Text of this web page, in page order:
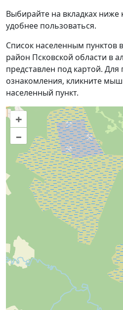
Выбирайте на вкладках ниже
удобнее пользоваться.
Список населенным пунктов
район Псковской области в
представлен под картой.
ознакомления, кликните
населенный пункт.
+
–